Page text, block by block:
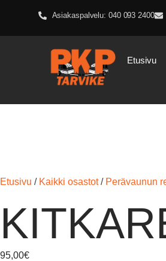
Asiakaspalvelu: 040 093 2400
Etusivu
Etusivu / Kaikki osastot/ Perävaunun
95,00€